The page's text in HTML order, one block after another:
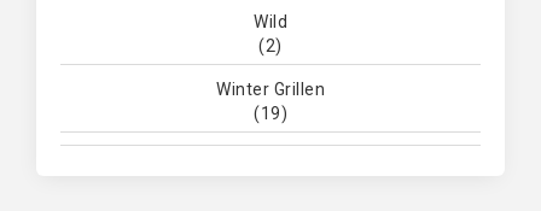
Wild
(2)
Winter Grillen
(19)